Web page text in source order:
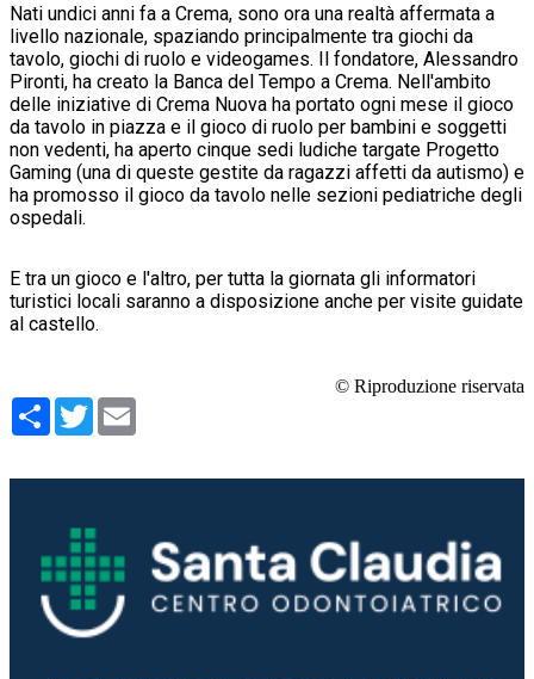
Nati undici anni fa a Crema, sono ora una realtà affermata a
livello nazionale, spaziando principalmente tra giochi da
tavolo, giochi di ruolo e videogames. Il fondatore, Alessandro
Pironti, ha creato la Banca del Tempo a Crema. Nell'ambito
delle iniziative di Crema Nuova ha portato ogni mese il gioco
da tavolo in piazza e il gioco di ruolo per bambini e soggetti
non vedenti, ha aperto cinque sedi ludiche targate Progetto
Gaming (una di queste gestite da ragazzi affetti da autismo) e
ha promosso il gioco da tavolo nelle sezioni pediatriche degli
ospedali.
E tra un gioco e l'altro, per tutta la giornata gli informatori
turistici locali saranno a disposizione anche per visite guidate
al castello.
© Riproduzione riservata
Condividi
Twitter